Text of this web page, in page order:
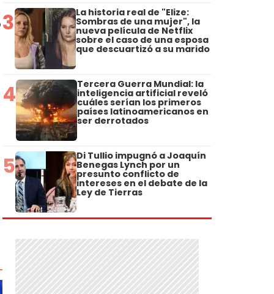
3 La historia real de "Elize:
Sombras de una mujer", la
nueva película de Netflix
sobre el caso de una esposa
que descuartizó a su marido
4 Tercera Guerra Mundial: la
inteligencia artificial reveló
cuáles serían los primeros
países latinoamericanos en
ser derrotados
5 Di Tullio impugnó a Joaquín
Benegas Lynch por un
presunto conflicto de
intereses en el debate de la
Ley de Tierras